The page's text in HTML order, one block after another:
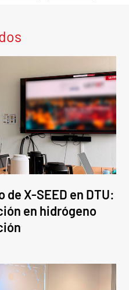
X-SEED en DTU:
en hidrógeno